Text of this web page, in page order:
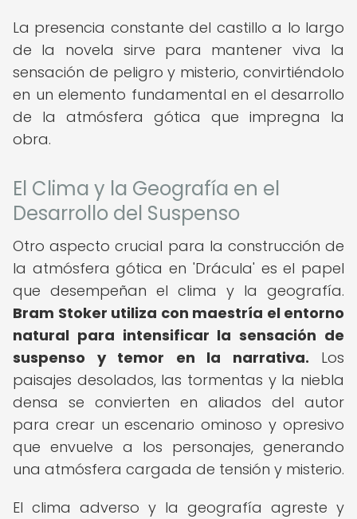
La presencia constante del castillo a lo largo
de la novela sirve para mantener viva la
sensación de peligro y misterio, convirtiéndolo
en un elemento fundamental en el desarrollo
de la atmósfera gótica que impregna la
obra.
El Clima y la Geografía en el
Desarrollo del Suspenso
Otro aspecto crucial para la construcción de
la atmósfera gótica en 'Drácula' es el papel
que desempeñan el clima y la geografía.
Bram Stoker utiliza con maestría el entorno
natural para intensificar la sensación de
suspenso y temor en la narrativa. Los
paisajes desolados, las tormentas y la niebla
densa se convierten en aliados del autor
para crear un escenario ominoso y opresivo
que envuelve a los personajes, generando
una atmósfera cargada de tensión y misterio.
El clima adverso y la geografía agreste y